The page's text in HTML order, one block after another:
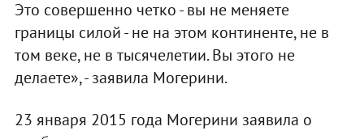
Это совершенно четко - вы не меняете
границы силой - не на этом континенте, не в
том веке, не в тысячелетии. Вы этого не
делаете», - заявила Могерини.
23 января 2015 года Могерини заявила о